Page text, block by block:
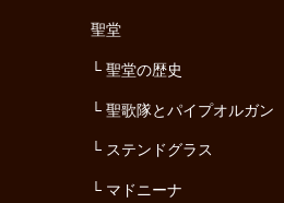
聖堂
聖堂の歴史
聖歌隊とパイプオルガン
ステンドグラス
マドニーナ